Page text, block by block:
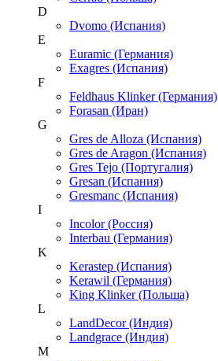
D
Dvomo (Испания)
E
Euramic (Германия)
Exagres (Испания)
F
Feldhaus Klinker (Германия)
Forasan (Иран)
G
Gres de Alloza (Испания)
Gres de Aragon (Испания)
Gres Tejo (Португалия)
Gresan (Испания)
Gresmanc (Испания)
I
Incolor (Россия)
Interbau (Германия)
K
Kerastep (Испания)
Kerawil (Германия)
King Klinker (Польша)
L
LandDecor (Индия)
Landgrace (Индия)
M